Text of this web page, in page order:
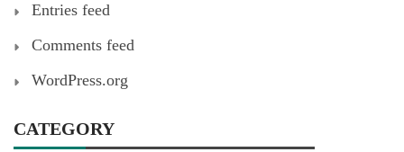
Entries feed
Comments feed
WordPress.org
CATEGORY